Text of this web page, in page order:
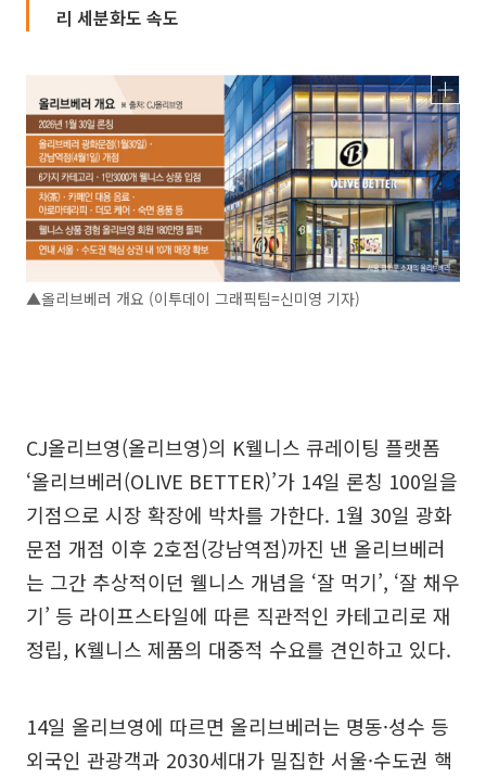
리 세분화도 속도
▲올리브베러 개요 (이투데이 그래픽팀=신미영 기자)
CJ올리브영(올리브영)의 K웰니스 큐레이팅 플랫폼
‘올리브베러(OLIVE BETTER)’가 14일 론칭 100일을
기점으로 시장 확장에 박차를 가한다. 1월 30일 광화
문점 개점 이후 2호점(강남역점)까진 낸 올리브베러
는 그간 추상적이던 웰니스 개념을 ‘잘 먹기’, ‘잘 채우
기’ 등 라이프스타일에 따른 직관적인 카테고리로 재
정립, K웰니스 제품의 대중적 수요를 견인하고 있다.
14일 올리브영에 따르면 올리브베러는 명동·성수 등
외국인 관광객과 2030세대가 밀집한 서울·수도권 핵